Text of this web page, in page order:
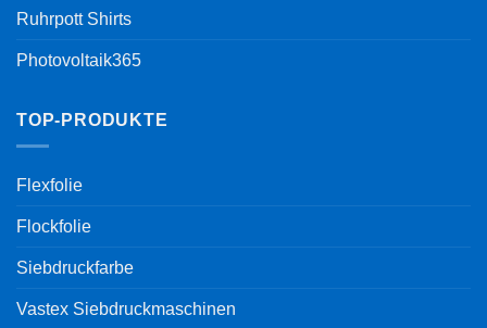
Ruhrpott Shirts
Photovoltaik365
TOP-PRODUKTE
Flexfolie
Flockfolie
Siebdruckfarbe
Vastex Siebdruckmaschinen